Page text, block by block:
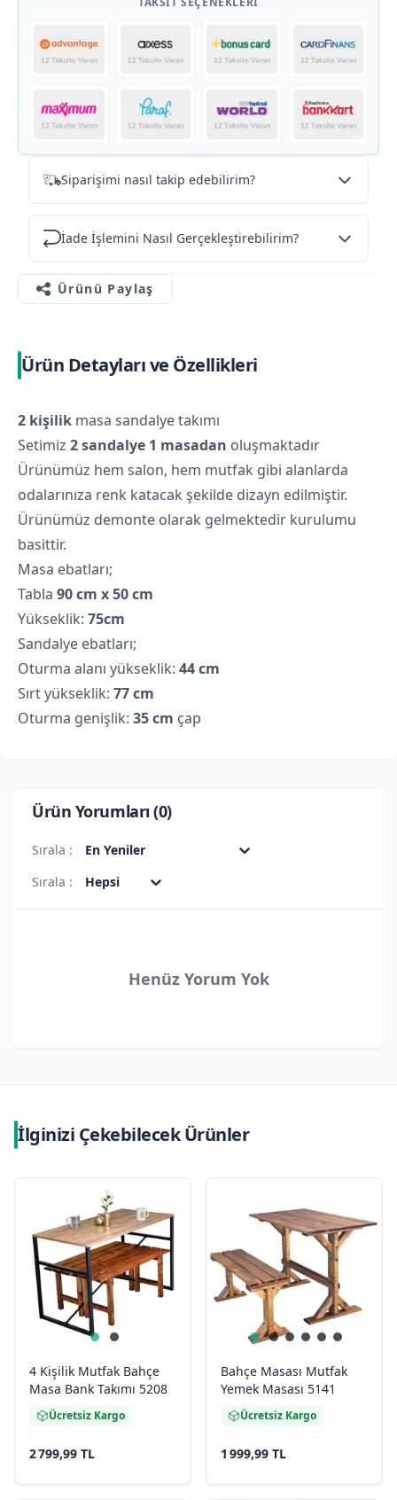
Siparişimi nasıl takip edebilirim?
İade İşlemini Nasıl Gerçekleştirebilirim?
Ürünü Paylaş
Ürün Detayları ve Özellikleri
2 kişilik masa sandalye takımı
Setimiz 2 sandalye 1 masadan oluşmaktadır
Ürünümüz hem salon, hem mutfak gibi alanlarda
odalarınıza renk katacak şekilde dizayn edilmiştir.
Ürünümüz demonte olarak gelmektedir kurulumu
basittir.
Masa ebatları;
Tabla 90 cm x 50 cm
Yükseklik: 75cm
Sandalye ebatları;
Oturma alanı yükseklik: 44 cm
Sırt yükseklik: 77 cm
Oturma genişlik: 35 cm çap
Ürün Yorumları (0)
Sırala :
En Yeniler
Sırala :
Hepsi
Henüz Yorum Yok
İlginizi Çekebilecek Ürünler
4 Kişilik Mutfak Bahçe
Masa Bank Takımı 5208
Ücretsiz Kargo
2 799,99 TL
Bahçe Masası Mutfak
Yemek Masası 5141
Ücretsiz Kargo
1 999,99 TL